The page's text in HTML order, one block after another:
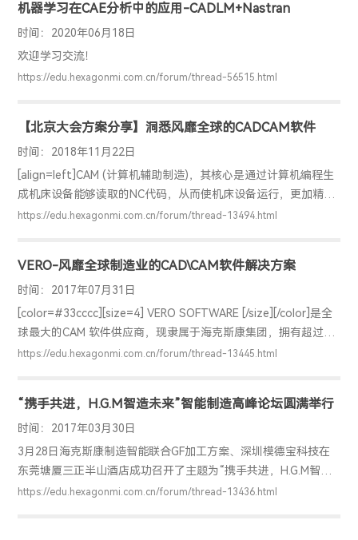
道、设置填充参数的基础上，分析塑料件填充、保压、冷却的质
量，寻求最佳注塑成型方案，得出改进意见与结论，形成CAE工
艺分析报告。 4.注塑模具三维模型设计根据指定塑料制件，遵循
确保量产能力、最大化产品使用寿命、低成本设计的原则，合
制注塑模具二维工程图设计，按照机械制图标准，正确、完整的
表达该塑料件的结构和技术要求等技术规范。 6.塑件成型方案说
明书编写塑件成型方案说明书，体现模具设计思路、合理性、创
新性。 7.数控加工工艺与编程根据注塑模具三维模型设计图纸设
加工工艺过程卡。运用CAM软件功能，编制数控加工程序。 8.数
机器学习在CAE分析中的应用-CADLM+Nastran
时间：2020年06月18日
欢迎学习交流！
https://edu.hexagonmi.com.cn/forum/thread-56515.html
【北京大会方案分享】洞悉风靡全球的CADCAM软件
时间：2018年11月22日
[align=left]CAM (计算机辅助制造)，其核心是通过计算机编程生
成机床设备能够读取的NC代码，从而使机床设备运行，更加精
确、高效，节约成本。 海克斯康旗下的Vero 软件是全球主流的
斯康北京用户大会中，位于仿真设计与加工展岛的Vero软件也受
到了广泛的关注。 下面我们就一起来听专家介绍一下Vero先进的
设计制造解决方案。 从视频中，我们了解到Vero软件在全球有如
此
https://edu.hexagonmi.com.cn/forum/thread-13494.html
VERO-风靡全球制造业的CAD\CAM软件解决方案
时间：2017年07月31日
[color=#33cccc][size=4] VERO SOFTWARE [/size][/color]是全
球最大的CAM 软件供应商，现隶属于海克斯康集团，拥有超过
140多家代理商遍布全球45个国家和地区，全球超过23万套软件
VERO提供了金属切削、钣金加工、木工石材等众多行业的专业
CAD/CAM 解决方案。 [align=center][im
https://edu.hexagonmi.com.cn/forum/thread-13445.html
“携手共进，H.G.M智造未来”智能制造高峰论坛圆满举行
时间：2017年03月30日
3月28日海克斯康制造智能联合GF加工方案、深圳模德宝科技在
东莞塘厦三正半山酒店成功召开了主题为“携手共进，H.G.M智造
未来”的智能制造高峰论坛。来自华南地区的近300名专业客户参
https://edu.hexagonmi.com.cn/forum/thread-13436.html